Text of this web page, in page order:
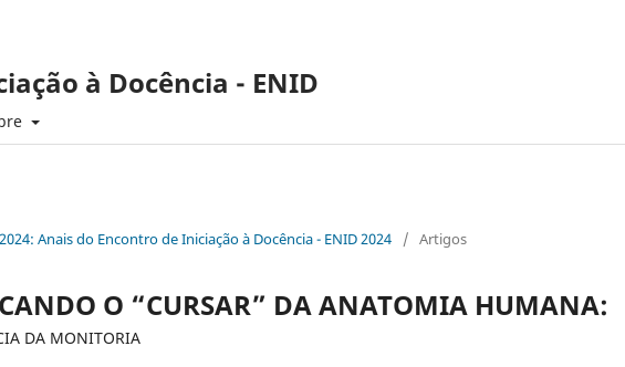
à Docência - ENID
2024: Anais do Encontro de Iniciação à Docência - ENID 2024 / Artigos
O “CURSAR” DA ANATOMIA HUMANA:
DA MONITORIA